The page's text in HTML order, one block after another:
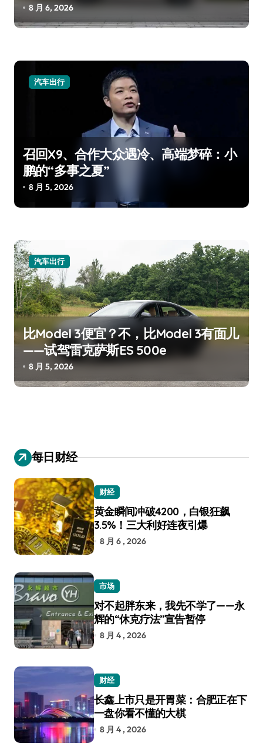
8 月 6, 2026
汽车出行
召回X9、合作大众遇冷、高端梦碎：小
鹏的“多事之夏”
8 月 5, 2026
汽车出行
比Model 3便宜？不，比Model 3有面儿
——试驾雷克萨斯ES 500e
8 月 5, 2026
每日财经
财经
黄金瞬间冲破4200，白银狂飙
3.5%！三大利好连夜引爆
8 月 6 , 2026
市场
对不起胖东来，我先不学了——永
辉的“休克疗法”宣告暂停
8 月 4 , 2026
财经
长鑫上市只是开胃菜：合肥正在下
一盘你看不懂的大棋
8 月 4 , 2026